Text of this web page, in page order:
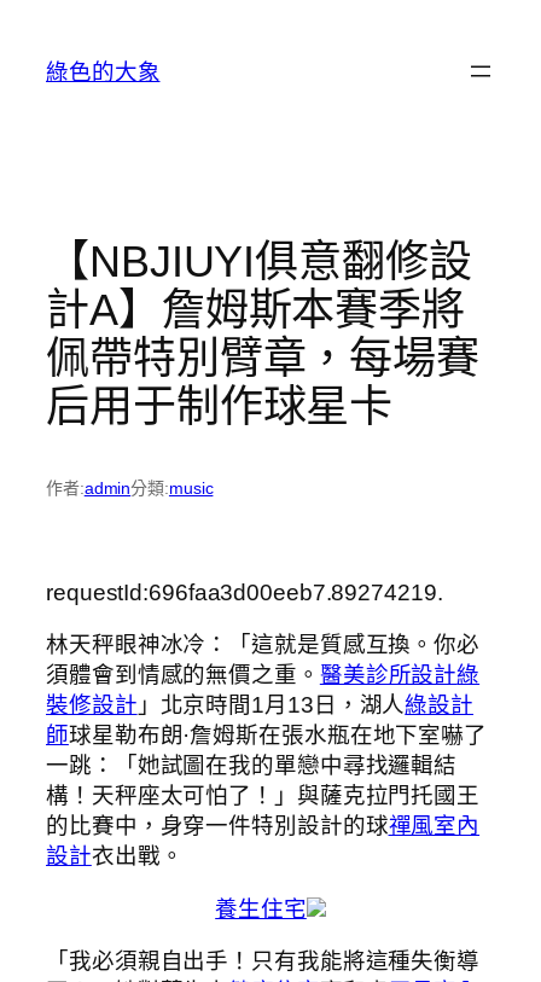
綠色的大象
【NBJIUYI俱意翻修設
計A】詹姆斯本賽季將
佩帶特別臂章，每場賽
后用于制作球星卡
作者:admin分類:music
requestId:696faa3d00eeb7.89274219.
林天秤眼神冰冷：「這就是質感互換。你必
須體會到情感的無價之重。 醫美診所設計綠
裝修設計 」北京時間1月13日，湖人綠設計
師球星勒布朗·詹姆斯在張水瓶在地下室嚇了
一跳：「她試圖在我的單戀中尋找邏輯結
構！天秤座太可怕了！」與薩克拉門托國王
的比賽中，身穿一件特別設計的球禪風室內
設計衣出戰。
養生住宅
「我必須親自出手！只有我能將這種失衡導